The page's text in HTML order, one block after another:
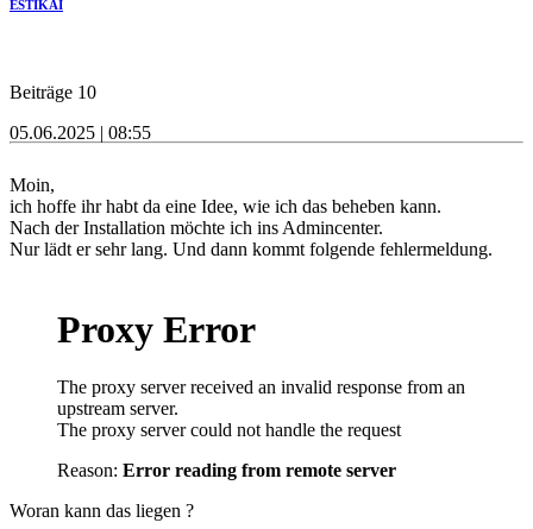
ESTIKAI
Beiträge 10
05.06.2025 | 08:55
Moin,
ich hoffe ihr habt da eine Idee, wie ich das beheben kann.
Nach der Installation möchte ich ins Admincenter.
Nur lädt er sehr lang. Und dann kommt folgende fehlermeldung.
Proxy Error
The proxy server received an invalid response from an
upstream server.
The proxy server could not handle the request
Reason: Error reading from remote server
Woran kann das liegen ?